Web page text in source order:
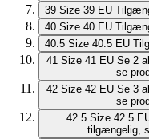
39 Size 39 EU
40 Size 40 EU
40.5 Size 40.5 EU
41 Size 41 EU Se 2
se
42 Size 42 EU Se 3
se
42.5 Size 42.5
tilgængelig,